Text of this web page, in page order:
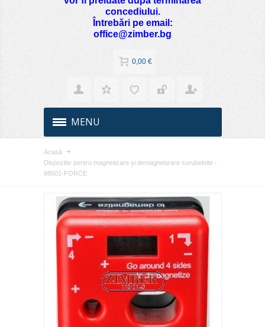
concediului.
Întrebări pe email:
office@zimber.bg
0,00 €
MENU
Acasă
Dispozitiv pentru magnetizare și demagnetizare surubelnite -
88601-FORCE